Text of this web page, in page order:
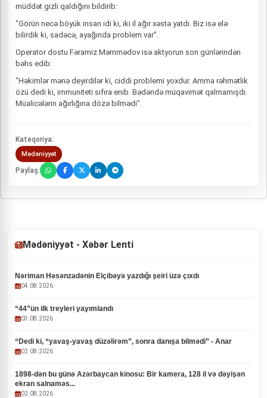
müddət gizli qaldığını bildirib:
"Görün necə böyük insan idi ki, iki il ağır xəstə yatdı. Biz isə elə
bilirdik ki, sadəcə, ayağında problem var".
Operator dostu Fəramiz Məmmədov isə aktyorun son günlərindən
bəhs edib:
"Həkimlər mənə deyirdilər ki, ciddi problemi yoxdur. Amma rəhmətlik
özü dedi ki, immuniteti sıfıra enib. Bədəndə müqavimət qalmamışdı.
Müalicələrin ağırlığına dözə bilmədi".
Kateqoriya:
Mədəniyyət
Paylaş:
Mədəniyyət - Xəbər Lenti
Nəriman Həsənzadənin Elçibəyə yazdığı şeiri üzə çıxdı
04.08.2026
“44”ün ilk treyleri yayımlandı
03.08.2026
“Dedi ki, “yavaş-yavaş düzəlirəm”, sonra danışa bilmədi” - Anar
02.08.2026
1898-dən bu günə Azərbaycan kinosu: Bir kamera, 128 il və dəyişən
ekran salnaməs...
02.08.2026